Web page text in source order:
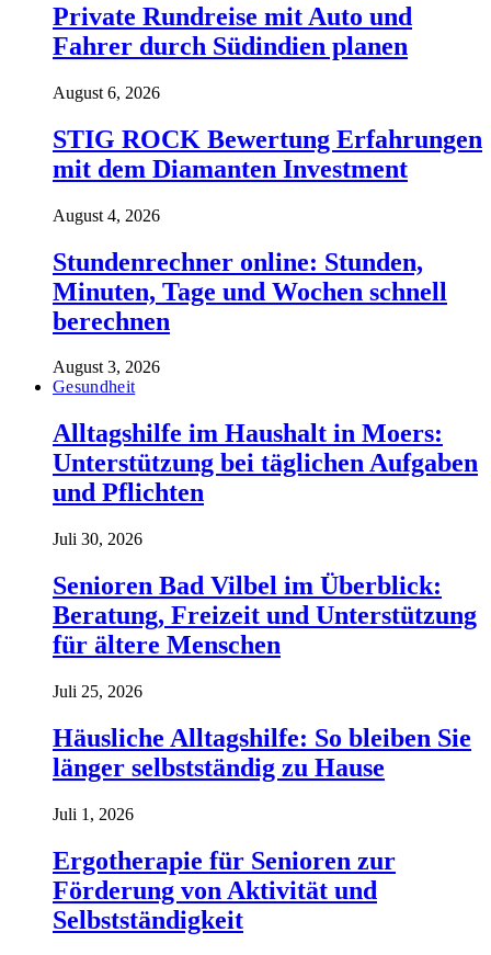
Private Rundreise mit Auto und
Fahrer durch Südindien planen
August 6, 2026
STIG ROCK Bewertung Erfahrungen
mit dem Diamanten Investment
August 4, 2026
Stundenrechner online: Stunden,
Minuten, Tage und Wochen schnell
berechnen
August 3, 2026
Gesundheit
Alltagshilfe im Haushalt in Moers:
Unterstützung bei täglichen Aufgaben
und Pflichten
Juli 30, 2026
Senioren Bad Vilbel im Überblick:
Beratung, Freizeit und Unterstützung
für ältere Menschen
Juli 25, 2026
Häusliche Alltagshilfe: So bleiben Sie
länger selbstständig zu Hause
Juli 1, 2026
Ergotherapie für Senioren zur
Förderung von Aktivität und
Selbstständigkeit